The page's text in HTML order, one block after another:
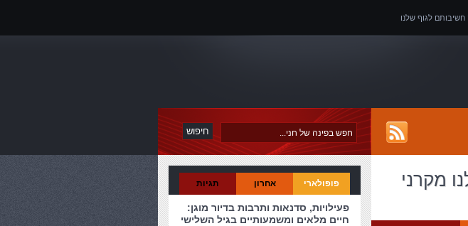
לגוף שלנו
מקרני
פופולארי אחרון תגיות
פעילויות, סדנאות ותרבות בדיור מוגן:
חיים מלאים ומשמעותיים בגיל השלישי